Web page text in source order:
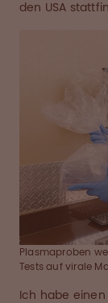
den USA
Plasmaproben
Tests auf virale
Ich habe